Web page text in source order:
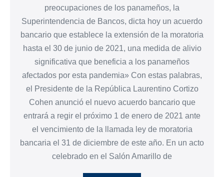
preocupaciones de los panameños, la
Superintendencia de Bancos, dicta hoy un acuerdo
bancario que establece la extensión de la moratoria
hasta el 30 de junio de 2021, una medida de alivio
significativa que beneficia a los panameños
afectados por esta pandemia» Con estas palabras,
el Presidente de la República Laurentino Cortizo
Cohen anunció el nuevo acuerdo bancario que
entrará a regir el próximo 1 de enero de 2021 ante
el vencimiento de la llamada ley de moratoria
bancaria el 31 de diciembre de este año. En un acto
celebrado en el Salón Amarillo de